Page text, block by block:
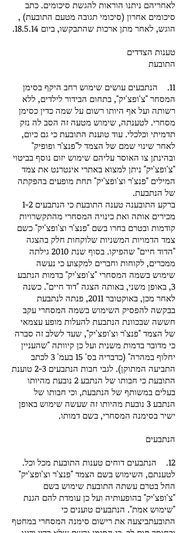
לאחריהם ניתנו הוראות להגשת סיכומים. כתב
סיכומים אחרון (סיכומי תגובה מטעם התובעת) ,
הוגש, לאחר מתן ארכות שהתבקשו, ביום 18.5.14.
טענות הצדדים
התובעת
11. הנתבעים עושים שימוש רחב היקף בסימן
המסחר "צ'ופצ'יק", בתחום הבידור לילדים, ללא
רשותה ועל אף היותו רשום על שמה כדין כסימן
מסחרי. לטענתה, שימוש מטעה זה הסב לה נזק
תדמיתי וכלכלי. עוד טוענת התובעת כי גם כיום,
לאחר שינוי שמם של הצמד ל"פנצ'ר ופופיק"
ובהינתן צו האוסר עליהם שימוש יזום נוסף בביטוי
"צ'ופצ'יק" ניתן למצוא באתרי אינטרנט את צמד
המילים "פנצ'ר וצ'ופצ'יק" תחת מופעים בהפקתה
של הנתבעת.
ברקע התובענה טענה התובעת כי הנתבעים 1-2
מכירים אותה ואת כינויה המסחרי מהתקשרויות
קודמות ובטרם בחרו בשם "פנצ'ר וצ'ופצ'יק" כשם
צמד הדמויות המשניות שלוקחות חלק בהצגה
"הדוד חיים" שהפיקו. בסוף שנת 2010 גילתה
ממכרים, לקוחות וחברים למקצוע כי נעשה
שימוש בשמה המסחרי "צ'ופצ'יק" בדמות הנתבע
3, באופן משני, באותה הצגה "דוד חיים". כשנה
לאחר מכן, באוקטובר 2011, פנתה לנתבעת
בבקשה להפסיק השימוש בשמה המסחרי עקב
חששה שבכוונת הנתבעת להעלות מופע עצמאי
של הצמד "פנצ'ר וצ'ופצ'יק", שעד לשלב זה סברה
כי מדובר בדמות משנית ועל כן קיוותה "שהעניין
יחלוף במהרה" (כדבריה בס' 15 בעמ' 3 לכתב
התביעה המתוקן). לגבי חבות הנתבעים 2-3 טוענת
התובעת כי חבותו של הנתבע 2 נובעת מהיותו
בעלים במשותף של הנתבעת, וכי חבותו של
הנתבע 3 נובעת מהיותו זה שעשה שימוש באופן
ישיר בסימנה המסחרי, בשם דמותו.
הנתבעים
12. הנתבעים דוחים טענות התובעת מכל וכל.
לטענתם, השימוש בשם הצמד "פנצ'ר וצ'ופצ'יק"
החל בטרם עשתה התובעת שימוש בשם
"צ'ופצ'יק" בהופעותיה ועל כן עומדת להם הגנת
"שימוש אמת". הנתבעים טוענים כי
התובעתביצעה את רישום סימנה המסחרי במחטף